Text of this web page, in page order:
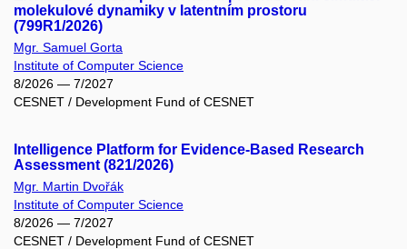
molekulové dynamiky v latentním prostoru
(799R1/2026)
Mgr. Samuel Gorta
Institute of Computer Science
8/2026 — 7/2027
CESNET / Development Fund of CESNET
Intelligence Platform for Evidence-Based Research
Assessment (821/2026)
Mgr. Martin Dvořák
Institute of Computer Science
8/2026 — 7/2027
CESNET / Development Fund of CESNET